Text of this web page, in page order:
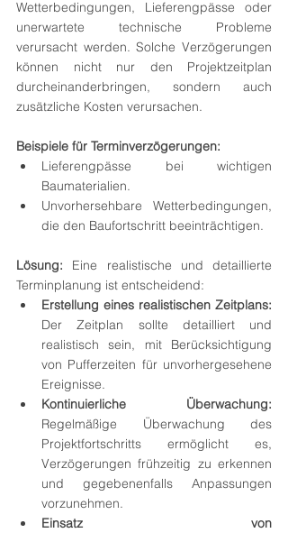
Wetterbedingungen, Lieferengpässe oder
unerwartete technische Probleme
verursacht werden. Solche Verzögerungen
können nicht nur den Projektzeitplan
durcheinanderbringen, sondern auch
zusätzliche Kosten verursachen.
Beispiele für Terminverzögerungen:
Lieferengpässe bei wichtigen
Baumaterialien.
Unvorhersehbare Wetterbedingungen,
die den Baufortschritt beeinträchtigen.
Lösung: Eine realistische und detaillierte
Terminplanung ist entscheidend:
Erstellung eines realistischen Zeitplans:
Der Zeitplan sollte detailliert und
realistisch sein, mit Berücksichtigung
von Pufferzeiten für unvorhergesehene
Ereignisse.
Kontinuierliche Überwachung:
Regelmäßige Überwachung des
Projektfortschritts ermöglicht es,
Verzögerungen frühzeitig zu erkennen
und gegebenenfalls Anpassungen
vorzunehmen.
Einsatz von